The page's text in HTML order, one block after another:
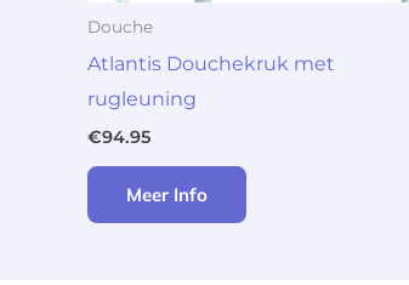
Douche
Atlantis Douchekruk met
rugleuning
€94.95
Meer Info